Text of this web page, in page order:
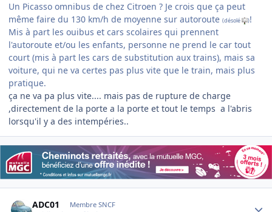
Un Picasso omnibus de chez Citroen ? Je crois que ça peut
même faire du 130 km/h de moyenne sur autoroute (désolé )!
Mis à part les ouibus et cars scolaires qui prennent
l'autoroute et/ou les enfants, personne ne prend le car tout
court (mis à part les cars de substitution aux trains), mais sa
voiture, qui ne va certes pas plus vite que le train, mais plus
pratique.
ça ne va pa plus vite.... mais pas de rupture de charge
,directement de la porte a la porte et tout le temps a l'abris
lorsqu'il y a des intempéries..
ADC01 Membre SNCF